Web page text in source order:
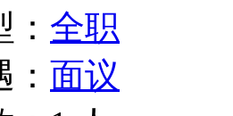
全职
面议